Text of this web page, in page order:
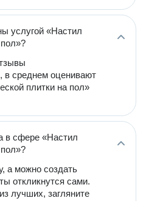
услугой «Настил
в среднем оценивают
плитки на пол»
в сфере «Настил
а можно создать
откликнутся сами.
лучших, загляните